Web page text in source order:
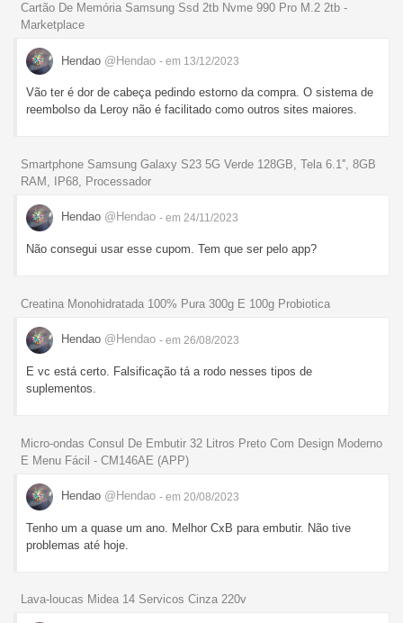
Cartão De Memória Samsung Ssd 2tb Nvme 990 Pro M.2 2tb -
Marketplace
Hendao @Hendao - em 13/12/2023
Vão ter é dor de cabeça pedindo estorno da compra. O sistema de
reembolso da Leroy não é facilitado como outros sites maiores.
Smartphone Samsung Galaxy S23 5G Verde 128GB, Tela 6.1'', 8GB
RAM, IP68, Processador
Hendao @Hendao - em 24/11/2023
Não consegui usar esse cupom. Tem que ser pelo app?
Creatina Monohidratada 100% Pura 300g E 100g Probiotica
Hendao @Hendao - em 26/08/2023
E vc está certo. Falsificação tá a rodo nesses tipos de
suplementos.
Micro-ondas Consul De Embutir 32 Litros Preto Com Design Moderno
E Menu Fácil - CM146AE (APP)
Hendao @Hendao - em 20/08/2023
Tenho um a quase um ano. Melhor CxB para embutir. Não tive
problemas até hoje.
Lava-loucas Midea 14 Servicos Cinza 220v